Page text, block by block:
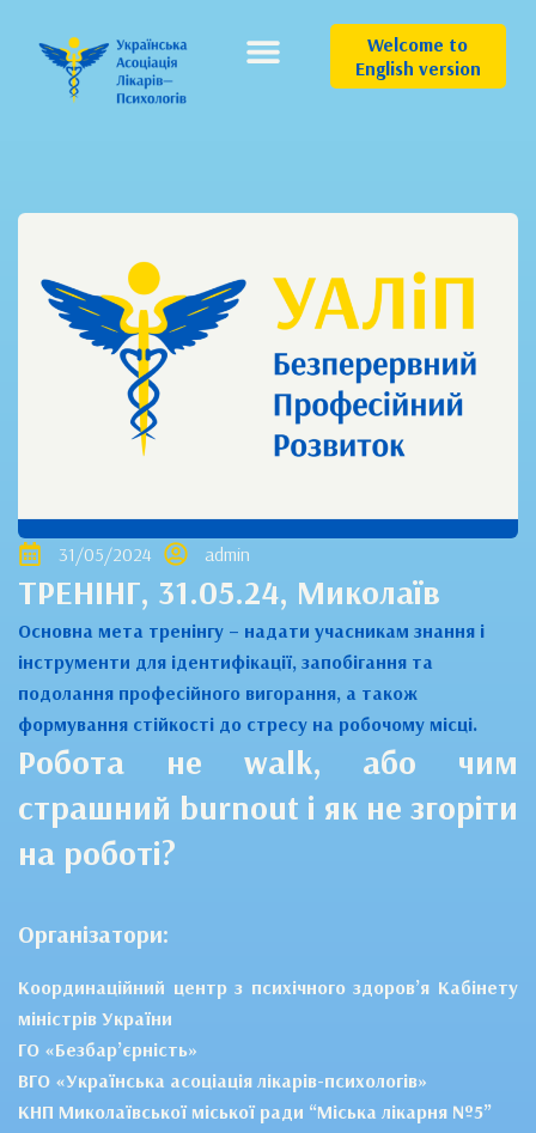
Welcome to
English version
31/05/2024 admin
ТРЕНІНГ, 31.05.24, Миколаїв
Основна мета тренінгу – надати учасникам знання і
інструменти для ідентифікації, запобігання та
подолання професійного вигорання, а також
формування стійкості до стресу на робочому місці.
Робота не walk, або чим
страшний burnout і як не згоріти
на роботі?
Організатори:
Координаційний центр з психічного здоров’я Кабінету
міністрів України
ГО «Безбар’єрність»
ВГО «Українська асоціація лікарів-психологів»
КНП Миколаївської міської ради “Міська лікарня №5”